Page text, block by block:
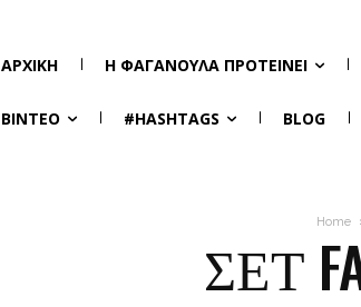
ΑΡΧΙΚΉ Η ΦΑΓΑΝΟΎΛΑ ΠΡΟΤΕΊΝΕΙ
ΒΊΝΤΕΟ #HASHTAGS BLOG
Home
ΣΕΤ